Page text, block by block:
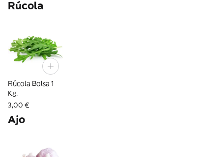
Rúcola
Rúcola Bolsa 1
Kg.
3,00 €
Ajo